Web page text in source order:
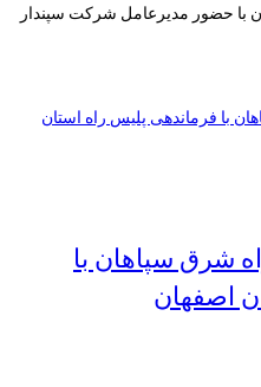
با حضور مدیرعامل شرکت سپندار
شرق سپاهان با
اصفهان